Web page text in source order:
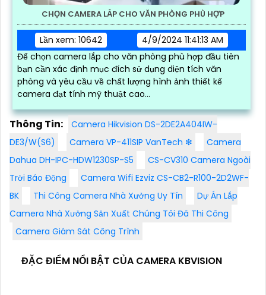
CHỌN CAMERA LẮP CHO VĂN PHÒNG PHÙ HỢP
Lần xem: 10642
4/9/2024 11:41:13 AM
Để chọn camera lắp cho văn phòng phù hợp đầu tiên
bạn cần xác định mục đích sử dụng diện tích văn
phòng và yêu cầu về chất lượng hình ảnh thiết kế
camera đạt tính mỹ thuật cao...
Thông Tin:
Camera Hikvision DS-2DE2A404IW-
DE3/W(S6)
Camera VP-411SIP VanTech ❇
Camera
Dahua DH-IPC-HDW1230SP-S5
CS-CV310 Camera Ngoài
Trời Báo Động
Camera Wifi Ezviz CS-CB2-R100-2D2WF-
BK
Thi Công Camera Nhà Xưởng Uy Tín
Dự Án Lắp
Camera Nhà Xưởng Sản Xuất Chúng Tôi Đã Thi Công
Camera Giám Sát Công Trình
ĐẶC ĐIỂM NỔI BẬT CỦA CAMERA KBVISION